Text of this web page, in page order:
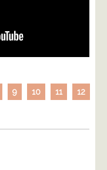
9 10 11 12